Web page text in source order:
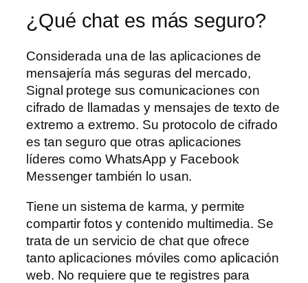
¿Qué chat es más seguro?
Considerada una de las aplicaciones de
mensajería más seguras del mercado,
Signal protege sus comunicaciones con
cifrado de llamadas y mensajes de texto de
extremo a extremo. Su protocolo de cifrado
es tan seguro que otras aplicaciones
líderes como WhatsApp y Facebook
Messenger también lo usan.
Tiene un sistema de karma, y permite
compartir fotos y contenido multimedia. Se
trata de un servicio de chat que ofrece
tanto aplicaciones móviles como aplicación
web. No requiere que te registres para